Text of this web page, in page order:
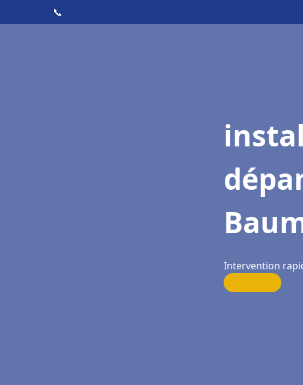
📞
Intervention